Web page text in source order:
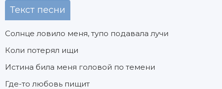
Текст песни
Солнце ловило меня, тупо подавала лучи
Коли потерял ищи
Истина била меня головой по темени
Где-то любовь пищит